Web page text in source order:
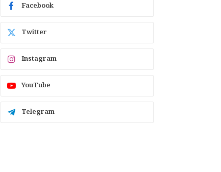
Facebook
Twitter
Instagram
YouTube
Telegram